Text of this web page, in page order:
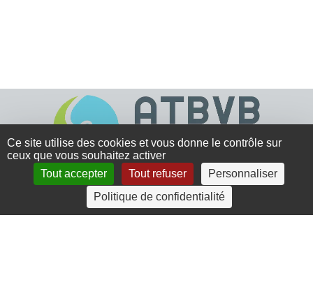
4 rue Crec’h-Ugen
22810 Belle Isle en Terre
Ce site utilise des cookies et vous donne le contrôle sur
ceux que vous souhaitez activer
Tout accepter
Tout refuser
Personnaliser
Politique de confidentialité